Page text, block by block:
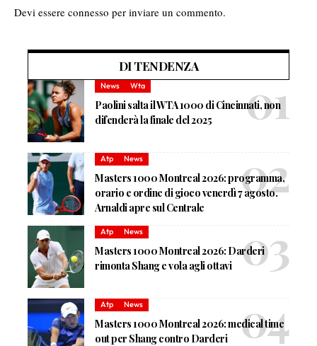
Devi essere connesso per inviare un commento.
DI TENDENZA
News Wta
Paolini salta il WTA 1000 di Cincinnati, non
difenderà la finale del 2025
Atp News
Masters 1000 Montreal 2026: programma,
orario e ordine di gioco venerdì 7 agosto.
Arnaldi apre sul Centrale
Atp News
Masters 1000 Montreal 2026: Darderi
rimonta Shang e vola agli ottavi
Atp News
Masters 1000 Montreal 2026: medical time
out per Shang contro Darderi